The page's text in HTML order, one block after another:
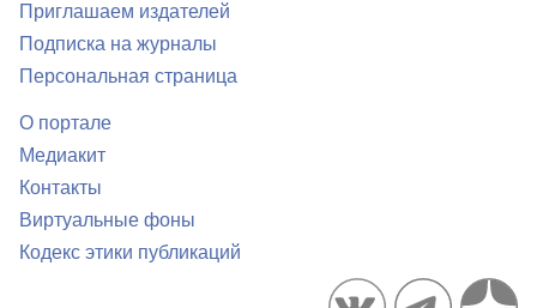
Приглашаем издателей
Подписка на журналы
Персональная страница
О портале
Медиакит
Контакты
Виртуальные фоны
Кодекс этики публикаций